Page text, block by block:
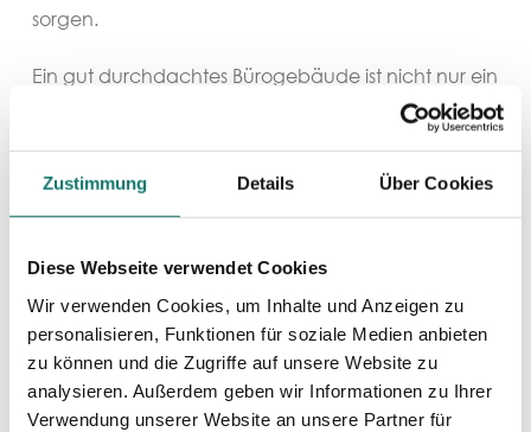
Zustimmung Details Über Cookies
Diese Webseite verwendet Cookies
Wir verwenden Cookies, um Inhalte und Anzeigen zu
personalisieren, Funktionen für soziale Medien anbieten
zu können und die Zugriffe auf unsere Website zu
analysieren. Außerdem geben wir Informationen zu Ihrer
Verwendung unserer Website an unsere Partner für
sorgen.
Ein gut durchdachtes Bürogebäude ist nicht nur ein
funktionaler Arbeitsort, sondern auch ein attraktiver
Raum, der Talente anzieht und die Zufriedenheit
der Mitarbeiter steigert. Letztlich legt ein Neubau